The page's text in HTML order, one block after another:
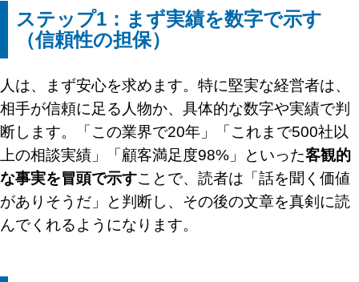
ステップ1：まず実績を数字で示す
（信頼性の担保）
人は、まず安心を求めます。特に堅実な経営者は、
相手が信頼に足る人物か、具体的な数字や実績で判
断します。「この業界で20年」「これまで500社以
上の相談実績」「顧客満足度98%」といった客観的
な事実を冒頭で示すことで、読者は「話を聞く価値
がありそうだ」と判断し、その後の文章を真剣に読
んでくれるようになります。